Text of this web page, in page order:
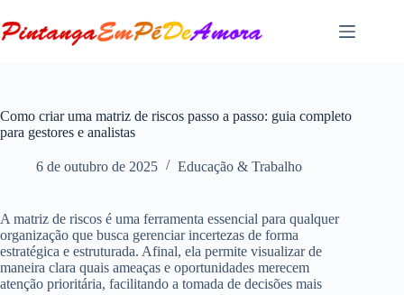
para
o
Como criar uma matriz de riscos passo a passo: guia completo
para gestores e analistas
6 de outubro de 2025 Educação & Trabalho
A matriz de riscos é uma ferramenta essencial para qualquer
organização que busca gerenciar incertezas de forma
estratégica e estruturada. Afinal, ela permite visualizar de
maneira clara quais ameaças e oportunidades merecem
atenção prioritária, facilitando a tomada de decisões mais